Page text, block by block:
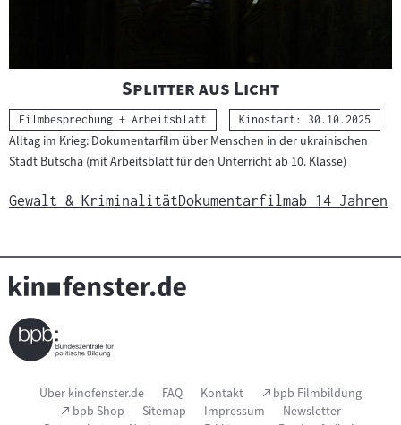
"
Splitter aus Licht"
Kategorie:
Filmbesprechung + Arbeitsblatt Kinostart: 30.10.2025
Alltag im Krieg: Dokumentarfilm über Menschen in der ukrainischen
Stadt Butscha (mit Arbeitsblatt für den Unterricht ab 10. Klasse)
Gewalt & KriminalitätDokumentarfilmab 14 Jahren
Seitenfußnavigation
Über kinofenster.de FAQ Kontakt (Link
öffnet
im
bpb Filmbildung
(Link
bpb Shop Sitemap Impressum
Newsletter